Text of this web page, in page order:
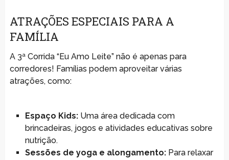
ATRAÇÕES ESPECIAIS PARA A
FAMÍLIA
A 3ª Corrida “Eu Amo Leite” não é apenas para
corredores! Famílias podem aproveitar várias
atrações, como:
Espaço Kids:Uma área dedicada com
brincadeiras, jogos e atividades educativas sobre
nutrição.
Sessões de yoga e alongamento:Para relaxar